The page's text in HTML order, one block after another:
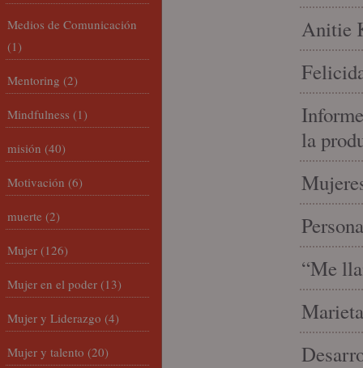
Anitie
la
“Me
Medios de Comunicación
(1)
Mentoring (2)
Mindfulness (1)
misión (40)
Motivación (6)
muerte (2)
Mujer (126)
Mujer en el poder (13)
Mujer y Liderazgo (4)
Mujer y talento (20)